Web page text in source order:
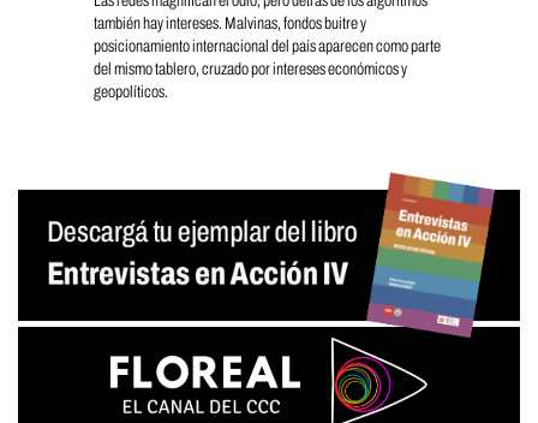
también hay intereses. Malvinas, fondos buitre y
posicionamiento internacional del país aparecen como parte
del mismo tablero, cruzado por intereses económicos y
geopolíticos.